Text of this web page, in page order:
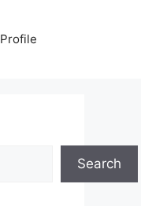
Profile
Search